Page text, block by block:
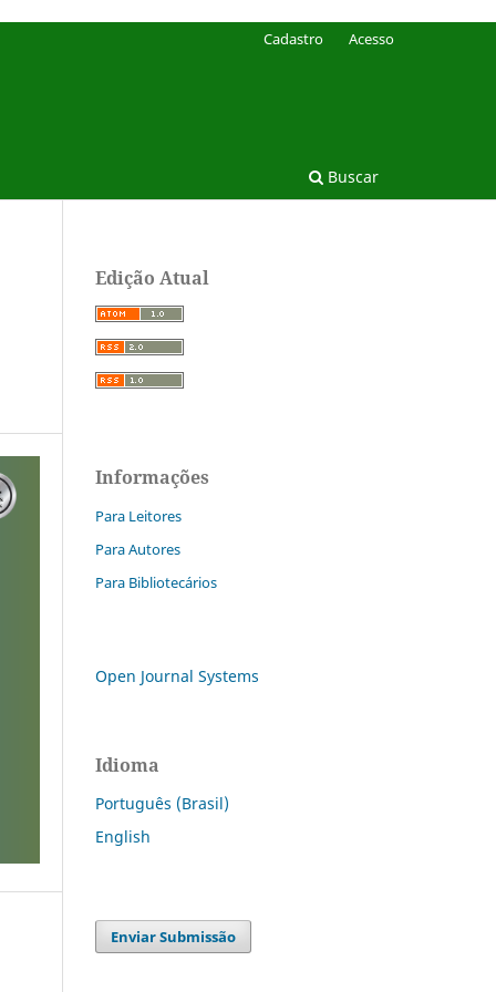
Buscar
Cadastro Acesso
Edição Atual
Informações
Para Leitores
Para Autores
Para Bibliotecários
Open Journal Systems
Idioma
Português (Brasil)
English
Enviar Submissão